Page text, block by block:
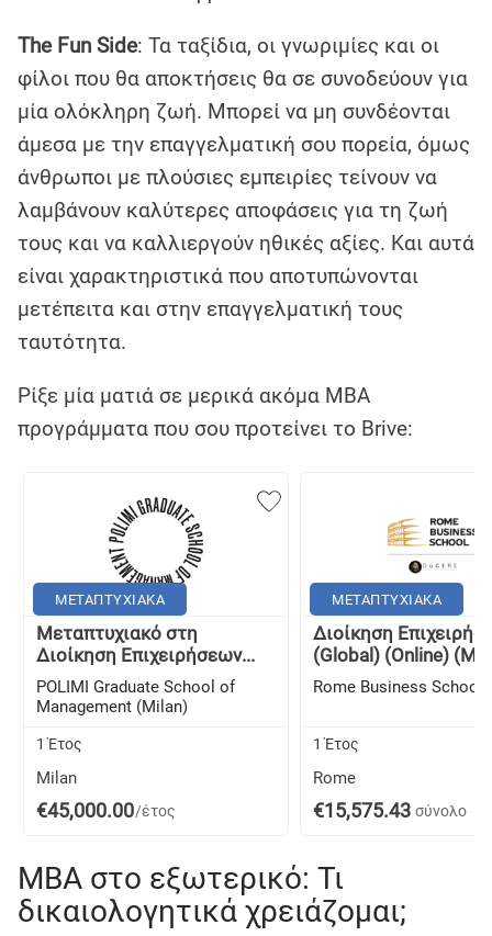
The Fun Side: Τα ταξίδια, οι γνωριμίες και οι
φίλοι που θα αποκτήσεις θα σε συνοδεύουν για
μία ολόκληρη ζωή. Μπορεί να μη συνδέονται
άμεσα με την επαγγελματική σου πορεία, όμως
άνθρωποι με πλούσιες εμπειρίες τείνουν να
λαμβάνουν καλύτερες αποφάσεις για τη ζωή
τους και να καλλιεργούν ηθικές αξίες. Και αυτά
είναι χαρακτηριστικά που αποτυπώνονται
μετέπειτα και στην επαγγελματική τους
ταυτότητα.
Ρίξε μία ματιά σε μερικά ακόμα MBA
προγράμματα που σου προτείνει το Brive:
ΜΕΤΑΠΤΥΧΙΑΚΑ
Μεταπτυχιακό στη
Διοίκηση Επιχειρήσεων...
POLIMI Graduate School of
Management (Milan)
1 Έτος
Milan
€45,000.00/έτος
ΜΕΤΑΠΤΥΧΙΑΚΑ
Διοίκηση
(Global) (Online)
Rome Business School
1 Έτος
Rome
€15,575.43 σύνολο
MBA στο εξωτερικό: Τι
δικαιολογητικά χρειάζομαι;